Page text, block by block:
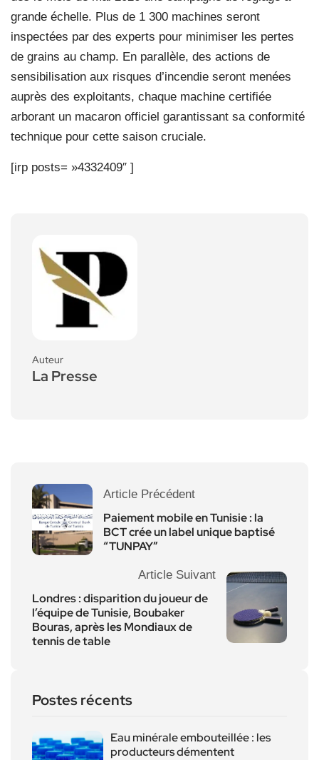
grande échelle. Plus de 1 300 machines seront
inspectées par des experts pour minimiser les pertes
de grains au champ. En parallèle, des actions de
sensibilisation aux risques d’incendie seront menées
auprès des exploitants, chaque machine certifiée
arborant un macaron officiel garantissant sa conformité
technique pour cette saison cruciale.
[irp posts= »4332409″ ]
Auteur
La Presse
Article Précédent
Paiement mobile en Tunisie : la
BCT crée un label unique baptisé
“TUNPAY”
Article Suivant
Londres : disparition du joueur de
l’équipe de Tunisie, Boubaker
Bouras, après les Mondiaux de
tennis de table
Postes récents
Eau minérale embouteillée : les
producteurs démentent